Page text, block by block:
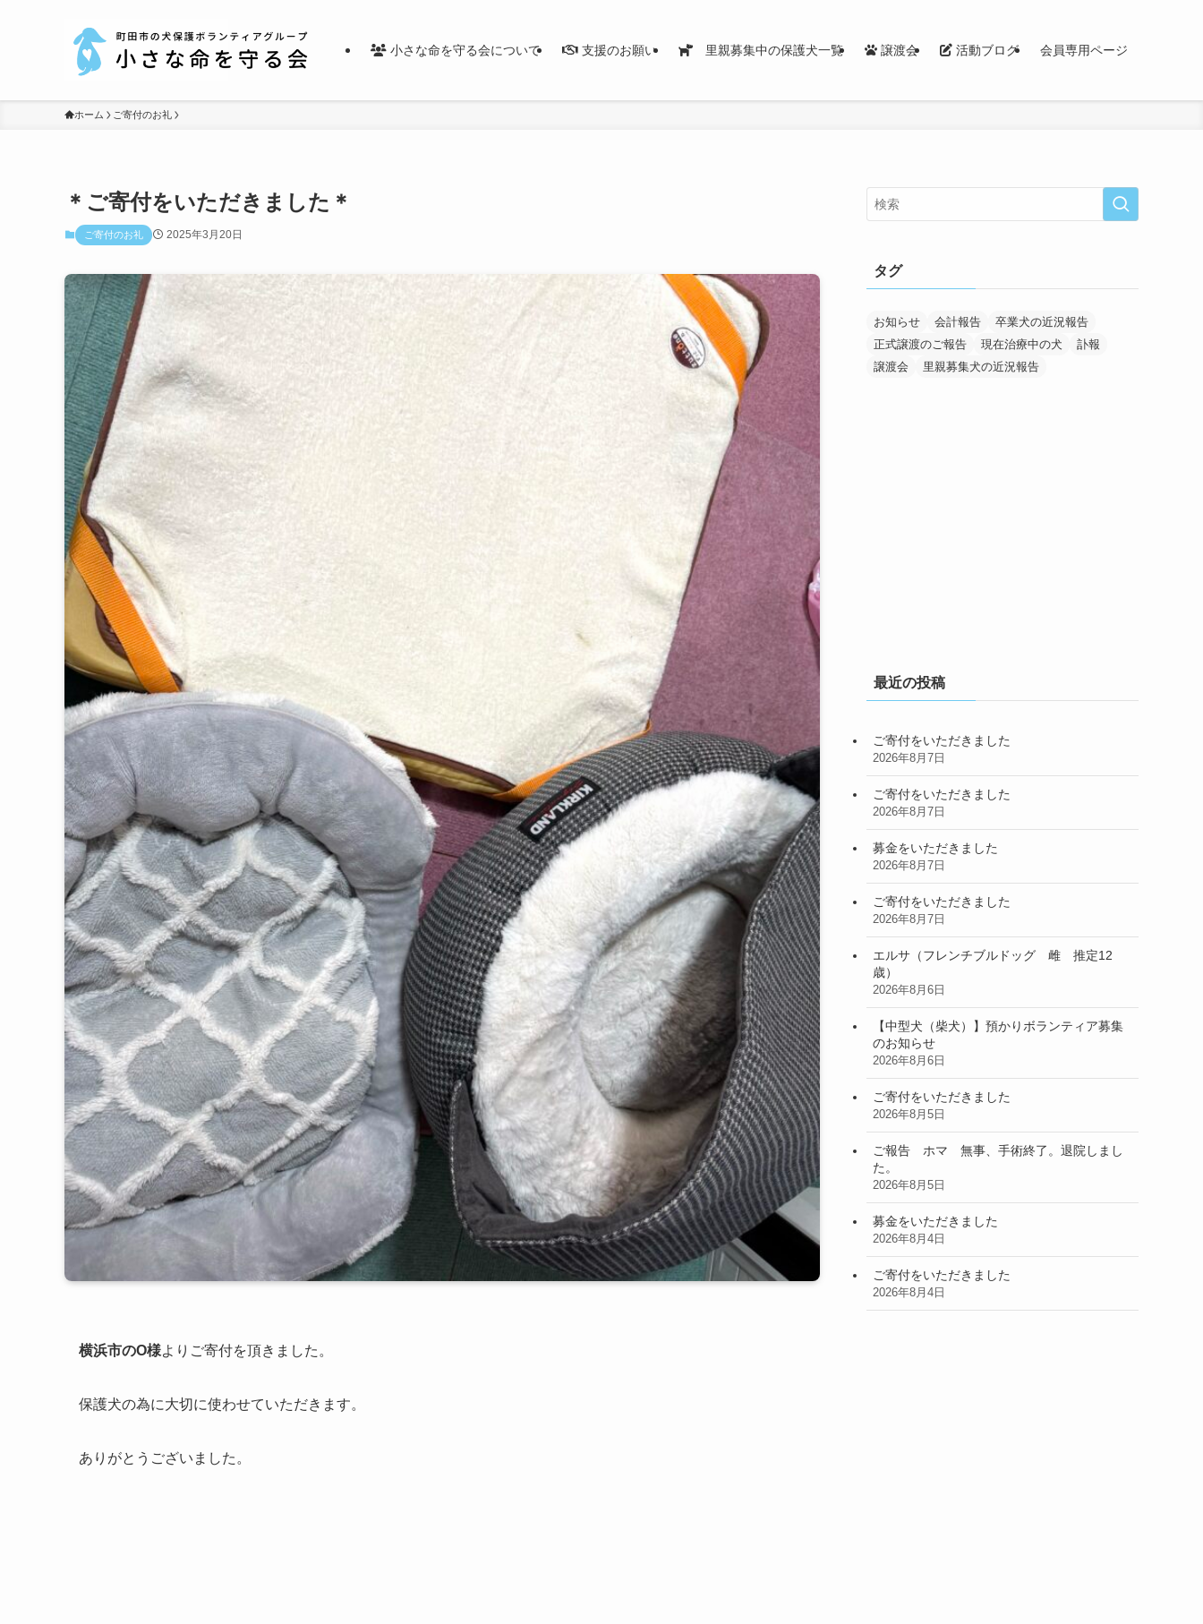
小さな命を守る会について 支援のお願い 里親募集中の保護犬一覧 譲渡会 活動ブログ 会員専用ページ
ホーム ご寄付のお礼
＊ご寄付をいただきました＊
ご寄付のお礼 2025年3月20日
横浜市のO様よりご寄付を頂きました。
保護犬の為に大切に使わせていただきます。
ありがとうございました。
タグ
お知らせ 会計報告
卒業犬の近況報告
正式譲渡のご報告
現在治療中の犬
訃報
譲渡会
里親募集犬の近況報告
最近の投稿
ご寄付をいただきました
2026年8月7日
ご寄付をいただきました
2026年8月7日
募金をいただきました
2026年8月7日
ご寄付をいただきました
2026年8月7日
エルサ（フレンチブルドッグ 雌 推定12
歳）
2026年8月6日
【中型犬（柴犬）】預かりボランティア募集
のお知らせ
2026年8月6日
ご寄付をいただきました
2026年8月5日
ご報告 ホマ 無事、手術終了。退院しまし
た。
2026年8月5日
募金をいただきました
2026年8月4日
ご寄付をいただきました
2026年8月4日